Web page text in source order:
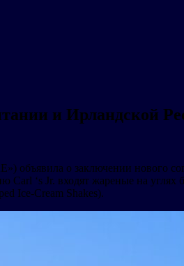
и Ирландской
объявила о заключении нового
Carl ‘s Jr. входят жареные на
Ice-Cream Shakes).